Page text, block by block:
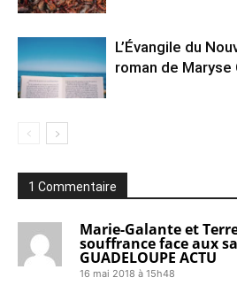
L’Évangile du
roman de Maryse
1 Commentaire
Marie-Galante et
souffrance face aux
GUADELOUPE ACTU
16 mai 2018 à 15h48